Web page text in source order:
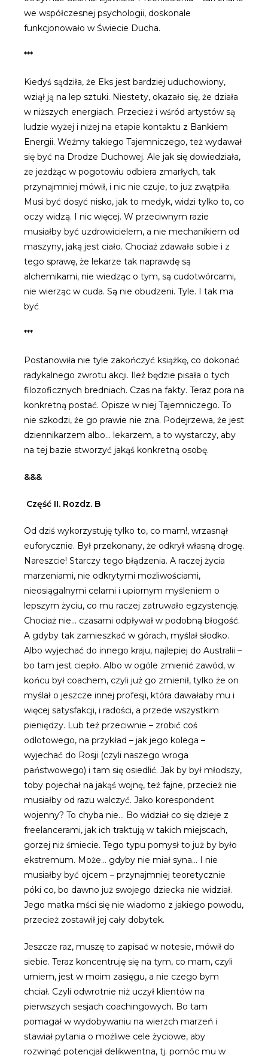
we współczesnej psychologii, doskonale
funkcjonowało w Świecie Ducha.
***
Kiedyś sądziła, że Eks jest bardziej uduchowiony,
wziął ją na lep sztuki. Niestety, okazało się, że działa
w niższych energiach. Przecież i wśród artystów są
ludzie wyżej i niżej na etapie kontaktu z Bankiem
Energii. Weźmy takiego Tajemniczego, też wydawał
się być na Drodze Duchowej. Ale jak się dowiedziała,
że jeżdżąc w pogotowiu odbiera zmarłych, tak
przynajmniej mówił, i nic nie czuje, to już zwątpiła.
Musi być dosyć nisko, jak to medyk, widzi tylko to, co
oczy widzą. I nic więcej. W przeciwnym razie
musiałby być uzdrowicielem, a nie mechanikiem od
maszyny, jaką jest ciało. Chociaż zdawała sobie i z
tego sprawę, że lekarze tak naprawdę są
alchemikami, nie wiedząc o tym, są cudotwórcami,
nie wierząc w cuda. Są nie obudzeni. Tyle. I tak ma
być
***
Postanowiła nie tyle zakończyć książkę, co dokonać
radykalnego zwrotu akcji. Ileż będzie pisała o tych
filozoficznych bredniach. Czas na fakty. Teraz pora na
konkretną postać. Opisze w niej Tajemniczego. To
nie szkodzi, że go prawie nie zna. Podejrzewa, że jest
dziennikarzem albo… lekarzem, a to wystarczy, aby
na tej bazie stworzyć jakąś konkretną osobę.
&&&
Część II. Rozdz. B
Od dziś wykorzystuję tylko to, co mam!, wrzasnął
euforycznie. Był przekonany, że odkrył własną drogę.
Nareszcie! Starczy tego błądzenia. A raczej życia
marzeniami, nie odkrytymi możliwościami,
nieosiągalnymi celami i upiornym myśleniem o
lepszym życiu, co mu raczej zatruwało egzystencję.
Chociaż nie… czasami odpływał w podobną błogość.
A gdyby tak zamieszkać w górach, myślał słodko.
Albo wyjechać do innego kraju, najlepiej do Australii –
bo tam jest ciepło. Albo w ogóle zmienić zawód, w
końcu był coachem, czyli już go zmienił, tylko że on
myślał o jeszcze innej profesji, która dawałaby mu i
więcej satysfakcji, i radości, a przede wszystkim
pieniędzy. Lub też przeciwnie – zrobić coś
odlotowego, na przykład – jak jego kolega –
wyjechać do Rosji (czyli naszego wroga
państwowego) i tam się osiedlić. Jak by był młodszy,
toby pojechał na jakąś wojnę, też fajne, przecież nie
musiałby od razu walczyć. Jako korespondent
wojenny? To chyba nie… Bo widział co się dzieje z
freelancerami, jak ich traktują w takich miejscach,
gorzej niż śmiecie. Tego typu pomysł to już by było
ekstremum. Może… gdyby nie miał syna… I nie
musiałby być ojcem – przynajmniej teoretycznie
póki co, bo dawno już swojego dziecka nie widział.
Jego matka mści się nie wiadomo z jakiego powodu,
przecież zostawił jej cały dobytek.
Jeszcze raz, muszę to zapisać w notesie, mówił do
siebie. Teraz koncentruję się na tym, co mam, czyli
umiem, jest w moim zasięgu, a nie czego bym
chciał. Czyli odwrotnie niż uczył klientów na
pierwszych sesjach coachingowych. Bo tam
pomagał w wydobywaniu na wierzch marzeń i
stawiał pytania o możliwe cele życiowe, aby
rozwinąć potencjał delikwentna, tj. pomóc mu w